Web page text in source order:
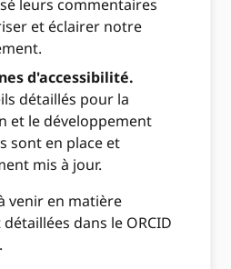
leurs commentaires
et éclairer notre
d'accessibilité.
détaillés pour la
et le développement
sont en place et
mis à jour.
venir en matière
dans le ORCID